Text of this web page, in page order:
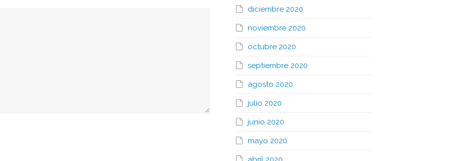
diciembre 2020
noviembre 2020
octubre 2020
septiembre 2020
agosto 2020
julio 2020
junio 2020
mayo 2020